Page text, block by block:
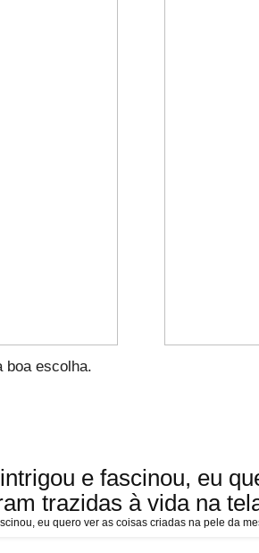
boa escolha.
e fascinou, eu
trazidas à vida na